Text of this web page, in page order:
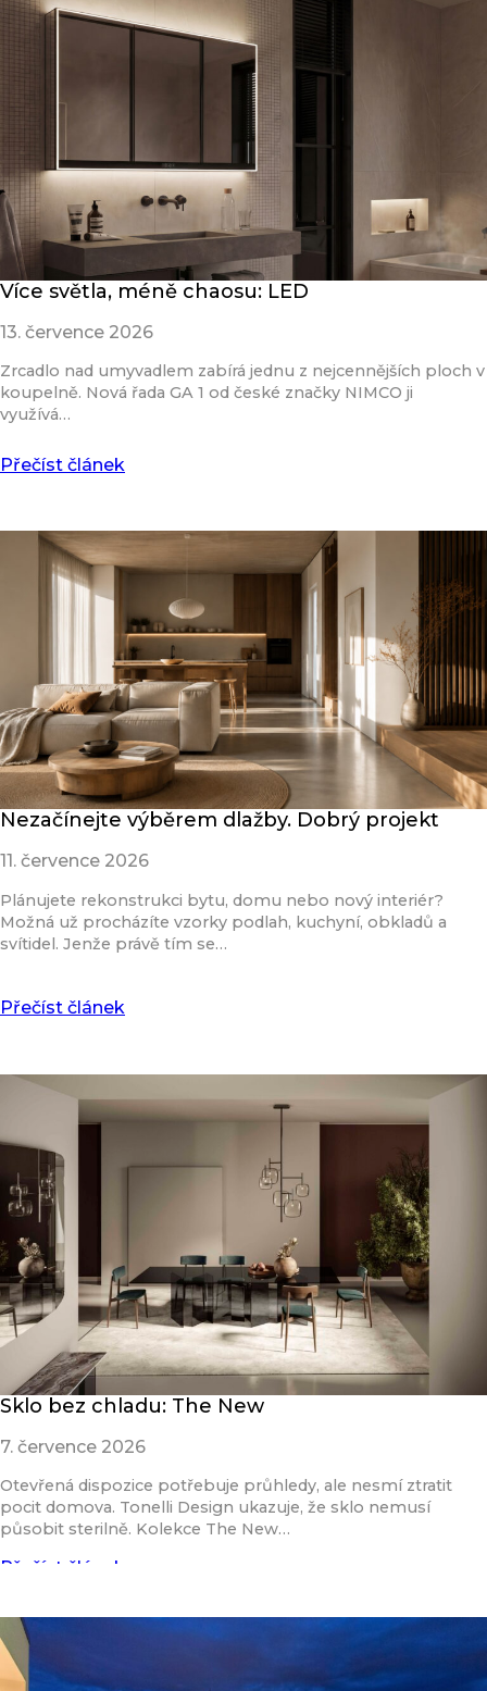
Více světla, méně chaosu: LED
13. července 2026
Zrcadlo nad umyvadlem zabírá jednu z nejcennějších ploch v
koupelně. Nová řada GA 1 od české značky NIMCO ji
využívá…
Přečíst článek
Nezačínejte výběrem dlažby. Dobrý projekt
11. července 2026
Plánujete rekonstrukci bytu, domu nebo nový interiér?
Možná už procházíte vzorky podlah, kuchyní, obkladů a
svítidel. Jenže právě tím se…
Přečíst článek
Sklo bez chladu: The New
7. července 2026
Otevřená dispozice potřebuje průhledy, ale nesmí ztratit
pocit domova. Tonelli Design ukazuje, že sklo nemusí
působit sterilně. Kolekce The New…
Přečíst článek